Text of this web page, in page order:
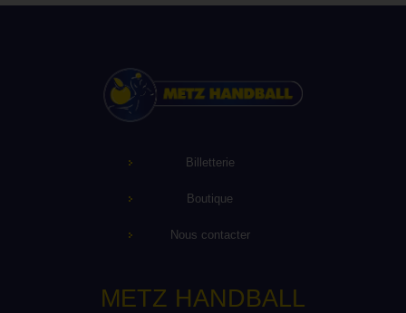
Billetterie
Boutique
Nous contacter
METZ HANDBALL